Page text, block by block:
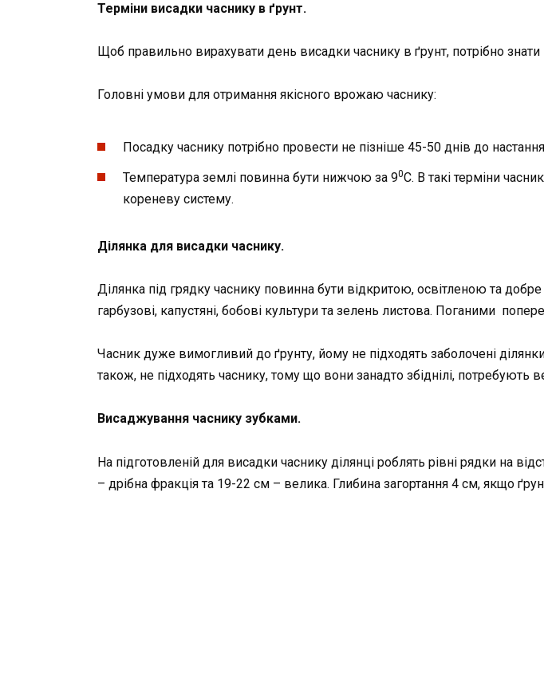
Терміни висадки часнику в ґрунт.
Щоб правильно вирахувати день висадки часнику в ґрунт, потрібно
Головні умови для отримання якісного врожаю часнику:
Посадку часнику потрібно провести не пізніше 45-50 днів до
Температура землі повинна бути нижчою за 90С. В такі терміни
кореневу систему.
Ділянка для висадки часнику.
Ділянка під грядку часнику повинна бути відкритою, освітленою та
гарбузові, капустяні, бобові культури та зелень листова. Поганими
Часник дуже вимогливий до ґрунту, йому не підходять заболочені
також, не підходять часнику, тому що вони занадто збіднілі, потребують
Висаджування часнику зубками.
На підготовленій для висадки часнику ділянці роблять рівні рядки на
– дрібна фракція та 19-22 см – велика. Глибина загортання 4 см, якщо